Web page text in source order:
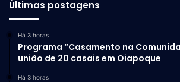
Últimas postagens
Há 3 horas
Programa “Casamento na
união de 20 casais em Oiapoque
Há 3 horas